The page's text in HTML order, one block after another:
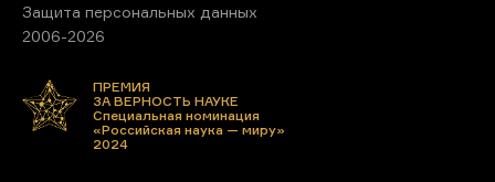
Защита персональных данных
2006-2026
ПРЕМИЯ
ЗА ВЕРНОСТЬ НАУКЕ
Специальная номинация
«Российская наука — миру»
2024